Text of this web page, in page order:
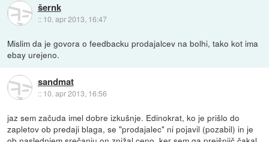
šernk
:: 10. apr 2013, 16:47
Mislim da je govora o feedbacku prodajalcev na bolhi, tako kot ima
ebay urejeno.
sandmat
:: 10. apr 2013, 16:56
jaz sem začuda imel dobre izkušnje. Edinokrat, ko je prišlo do
zapletov ob predaji blaga, se "prodajalec" ni pojavil (pozabil) in je